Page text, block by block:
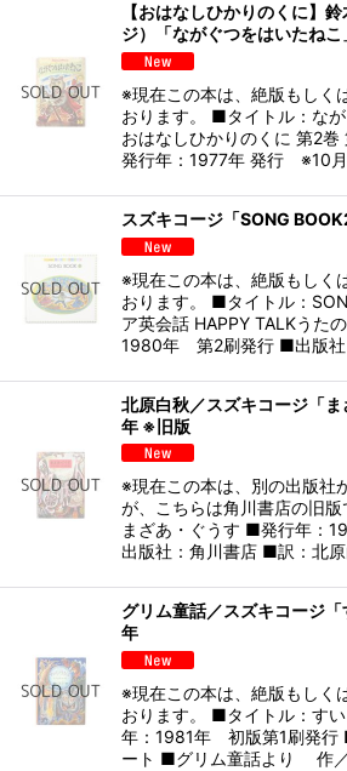
【おはなしひかりのくに】
ジ）「ながぐつをはいたね
※現在この本は、絶版もしく
おります。 ■タイトル：な
おはなしひかりのくに 第2
発行年：1977年 発行 ※10
スズキコージ「SONG
※現在この本は、絶版もしく
おります。 ■タイトル：
ア英会話 HAPPY TALKうた
1980年 第2刷発行 ■出版
北原白秋／スズキコージ「
年 ※旧版
※現在この本は、別の出版社
が、こちらは角川書店の旧
まざあ・ぐうす ■発行年：
出版社：角川書店 ■訳：北
グリム童話／スズキコージ
年
※現在この本は、絶版もしく
おります。 ■タイトル：す
年：1981年 初版第1刷発行
ート ■グリム童話より 作